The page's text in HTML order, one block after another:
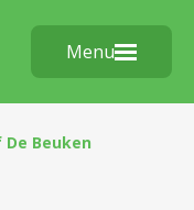
Menu
De Beuken